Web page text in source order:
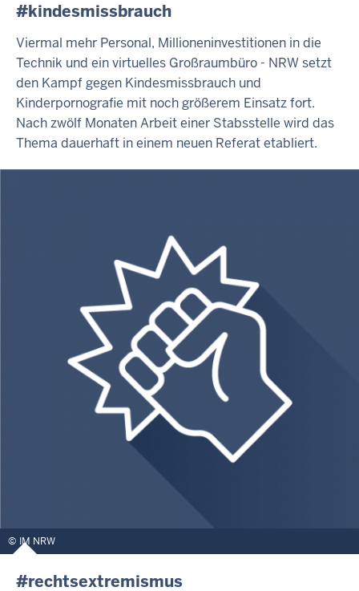
#kindesmissbrauch
Viermal mehr Personal, Millioneninvestitionen in die
Technik und ein virtuelles Großraumbüro - NRW setzt
den Kampf gegen Kindesmissbrauch und
Kinderpornografie mit noch größerem Einsatz fort.
Nach zwölf Monaten Arbeit einer Stabsstelle wird das
Thema dauerhaft in einem neuen Referat etabliert.
IM NRW
#rechtsextremismus